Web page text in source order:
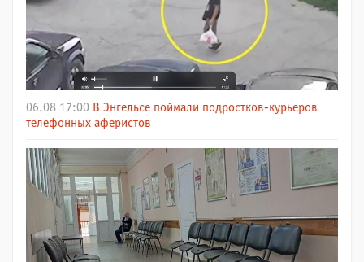
06.08 17:00 В Энгельсе поймали подростков-курьеров
телефонных аферистов